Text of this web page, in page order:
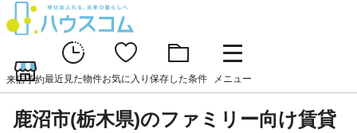
来店予約最近見た物件お気に入り 保存した条件 メニュー
鹿沼市(栃木県)のファミリー向け賃貸